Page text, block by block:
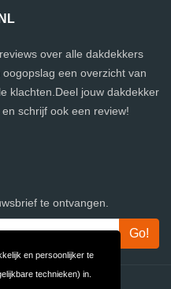
en persoonlijker te
technieken) in.
over alle dakdekkers
een overzicht van
klachten.Deel jouw dakdekker
schrijf ook een review!
te ontvangen.